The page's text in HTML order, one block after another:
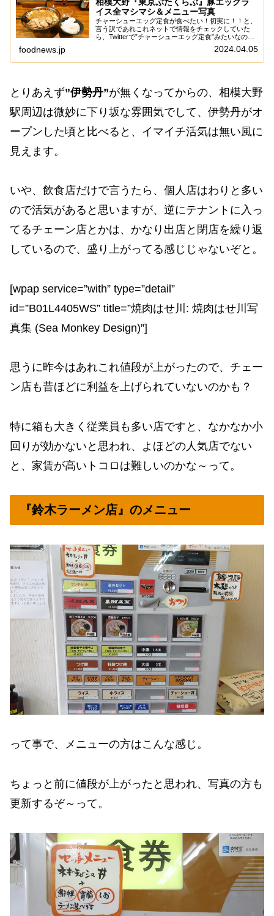
相模大野『東京ぶたくらぶ』豚エッグラ
イス全マシマシ＆メニュー写真
チャーシューエッグ定食が食べたい！切実に！！と、
言う訳であれこれネットで情報をチェックしていた
ら、Twitterで”チャーシューエッグ定食”みたいなのが
トレンドに上がってたりして？ん～……近場にはソレ
らしき食べ物は無いものかと、まずはネット...
foodnews.jp 2024.04.05
とりあえず”伊勢丹”が無くなってからの、相模大野
駅周辺は微妙に下り坂な雰囲気でして、伊勢丹がオ
ープンした頃と比べると、イマイチ活気は無い風に
見えます。
いや、飲食店だけで言うたら、個人店はわりと多い
ので活気があると思いますが、逆にテナントに入っ
てるチェーン店とかは、かなり出店と閉店を繰り返
しているので、盛り上がってる感じじゃないぞと。
[wpap service=”with” type=”detail”
id=”B01L4405WS” title=”焼肉はせ川: 焼肉はせ川写
真集 (Sea Monkey Design)”]
思うに昨今はあれこれ値段が上がったので、チェー
ン店も昔ほどに利益を上げられていないのかも？
特に箱も大きく従業員も多い店ですと、なかなか小
回りが効かないと思われ、よほどの人気店でない
と、家賃が高いトコロは難しいのかな～って。
『鈴木ラーメン店』のメニュー
って事で、メニューの方はこんな感じ。
ちょっと前に値段が上がったと思われ、写真の方も
更新するぞ～って。